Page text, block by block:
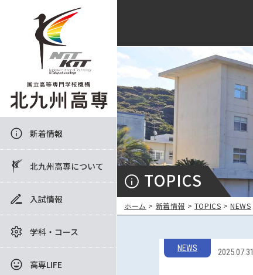
新着情報
北九州高専について
入試情報
学科・コース
高専LIFE
TOPICS
ホーム > 新着情報 > TOPICS >NEWS
NEWS 2025.07.31